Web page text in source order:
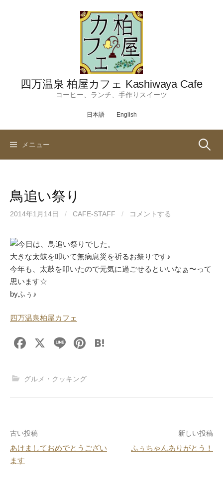
四万温泉 柏屋カフェ Kashiwaya Cafe
コーヒー、ランチ、手作りスイーツ
日本語 English
メニュー 検
鳥追い祭り
2014年1月14日 / CAFE-STAFF / コメントする
今日は、鳥追い祭りでした。
大きな太鼓を叩いて無病息災を祈るお祭りです♪
今年も、太鼓を叩いたので元気に過ごせるといいなぁ〜って
思います☆
byふぅ♪
四万温泉柏屋カフェ
F
c
o
k
X
Li
e
Pi
グルメ・クッキング
投
稿
古い投稿
あけましておめでとうござい
ます
新しい投稿
ふぅちゃんありがとう！